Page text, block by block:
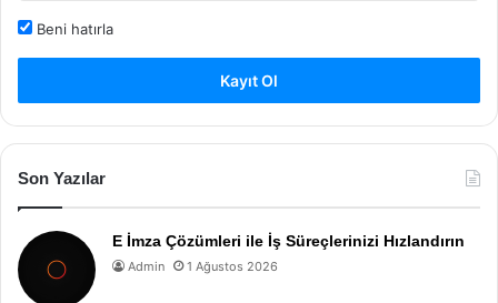
Beni hatırla
Kayıt Ol
Son Yazılar
E İmza Çözümleri ile İş Süreçlerinizi Hızlandırın
Admin 1 Ağustos 2026